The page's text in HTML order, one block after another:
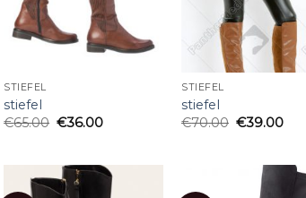
STIEFEL
stiefel
€65.00 €36.00
STIEFEL
stiefel
€70.00 €39.00